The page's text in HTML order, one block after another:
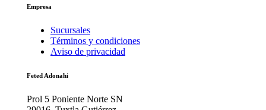
Empresa
Sucursales
Términos y condiciones
Aviso de privacidad
Feted Adonahi
Prol 5 Poniente Norte SN